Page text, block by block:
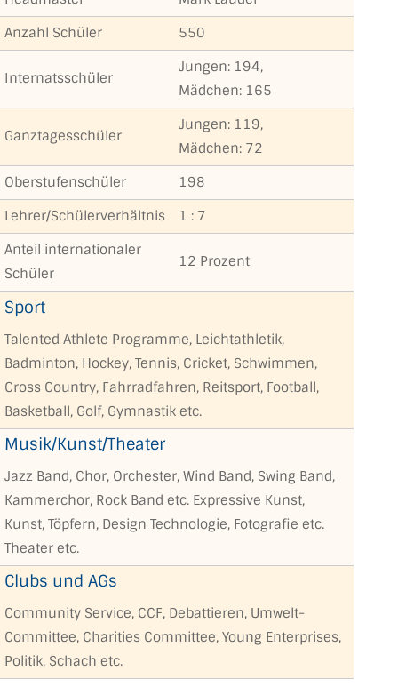
Anzahl Schüler
550
Internatsschüler
Jungen: 194,
Mädchen: 165
Ganztagesschüler
Jungen: 119,
Mädchen: 72
Oberstufenschüler
198
Lehrer/Schülerverhältnis
1 : 7
Anteil internationaler
Schüler
12 Prozent
Sport
Talented Athlete Programme, Leichtathletik,
Badminton, Hockey, Tennis, Cricket, Schwimmen,
Cross Country, Fahrradfahren, Reitsport, Football,
Basketball, Golf, Gymnastik etc.
Musik/Kunst/Theater
Jazz Band, Chor, Orchester, Wind Band, Swing Band,
Kammerchor, Rock Band etc. Expressive Kunst,
Kunst, Töpfern, Design Technologie, Fotografie etc.
Theater etc.
Clubs und AGs
Community Service, CCF, Debattieren, Umwelt-
Committee, Charities Committee, Young Enterprises,
Politik, Schach etc.